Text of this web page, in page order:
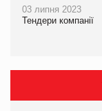
03 липня 2023
Тендери компанії